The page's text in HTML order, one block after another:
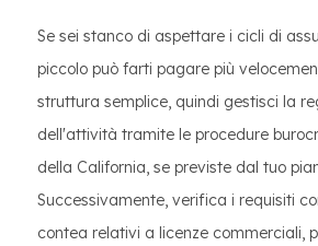
Se sei stanco di aspettare i cicli di
piccolo può farti pagare più
struttura semplice, quindi gestisci la
dell'attività tramite le procedure
della California, se previste dal tuo
Successivamente, verifica i requisiti
contea relativi a licenze commerciali,